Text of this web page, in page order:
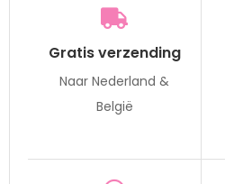
Gratis verzending
Naar Nederland &
België